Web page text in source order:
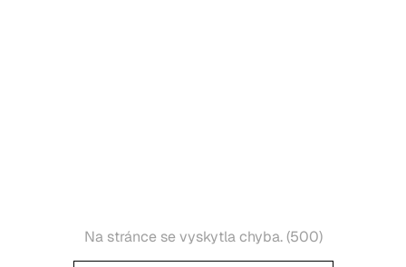
Na stránce se vyskytla chyba. (500)